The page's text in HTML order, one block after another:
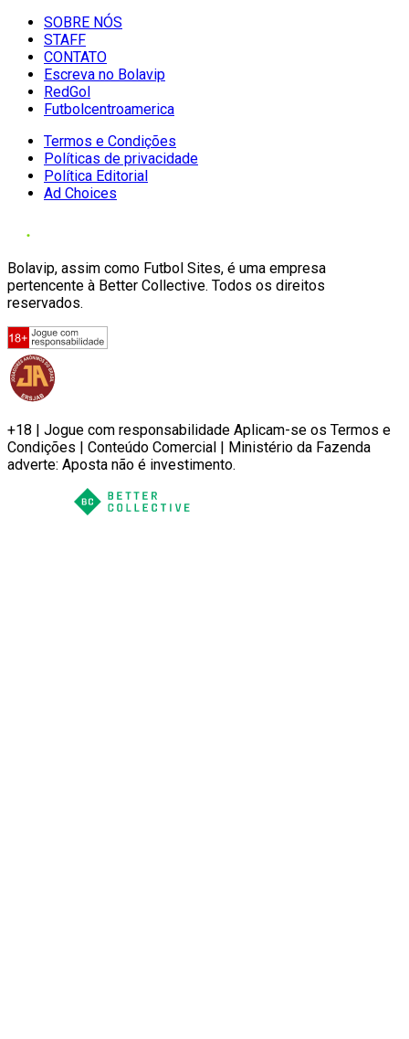
SOBRE NÓS
STAFF
CONTATO
Escreva no Bolavip
RedGol
Futbolcentroamerica
Termos e Condições
Políticas de privacidade
Política Editorial
Ad Choices
Bolavip, assim como Futbol Sites, é uma empresa
pertencente à Better Collective. Todos os direitos
reservados.
+18 | Jogue com responsabilidade Aplicam-se os Termos e
Condições | Conteúdo Comercial | Ministério da Fazenda
adverte: Aposta não é investimento.